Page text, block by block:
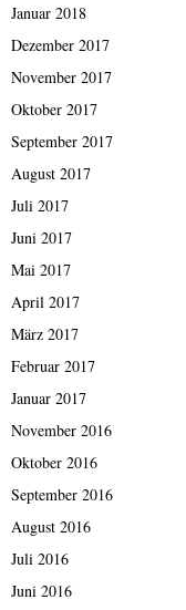
Januar 2018
Dezember 2017
November 2017
Oktober 2017
September 2017
August 2017
Juli 2017
Juni 2017
Mai 2017
April 2017
März 2017
Februar 2017
Januar 2017
November 2016
Oktober 2016
September 2016
August 2016
Juli 2016
Juni 2016